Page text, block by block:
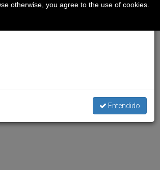
Entendido
otherwise, you agree to the use of cookies.